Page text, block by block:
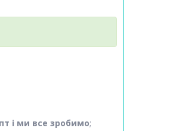
і ми все зробимо;